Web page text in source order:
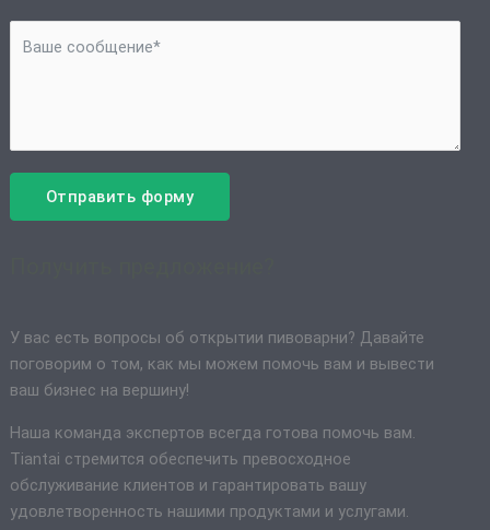
Отправить форму
У вас есть вопросы об открытии пивоварни? Давайте
поговорим о том, как мы можем помочь вам и вывести
ваш бизнес на вершину!
Наша команда экспертов всегда готова помочь вам.
Tiantai стремится обеспечить превосходное
обслуживание клиентов и гарантировать вашу
удовлетворенность нашими продуктами и услугами.